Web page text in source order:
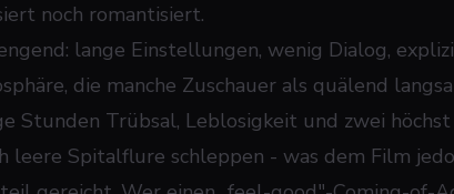
noch romantisiert.
lange Einstellungen, wenig Dialog,
die manche Zuschauer als quälend
Stunden Trübsal, Leblosigkeit und zwei
leere Spitalflure schleppen - was dem Film